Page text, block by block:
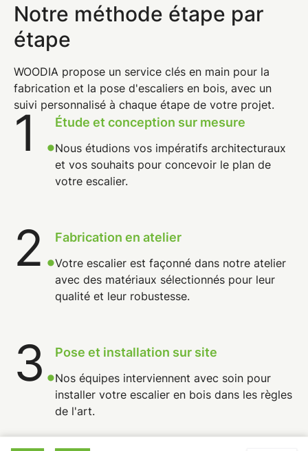
Notre méthode étape par
étape
WOODIA propose un service clés en main pour la
fabrication et la pose d'escaliers en bois, avec un
suivi personnalisé à chaque étape de votre projet.
1 .Étude et conception sur mesure
Nous étudions vos impératifs architecturaux
et vos souhaits pour concevoir le plan de
votre escalier.
2.Fabrication en atelier
Votre escalier est façonné dans notre atelier
avec des matériaux sélectionnés pour leur
qualité et leur robustesse.
3.Pose et installation sur site
Nos équipes interviennent avec soin pour
installer votre escalier en bois dans les règles
de l'art.